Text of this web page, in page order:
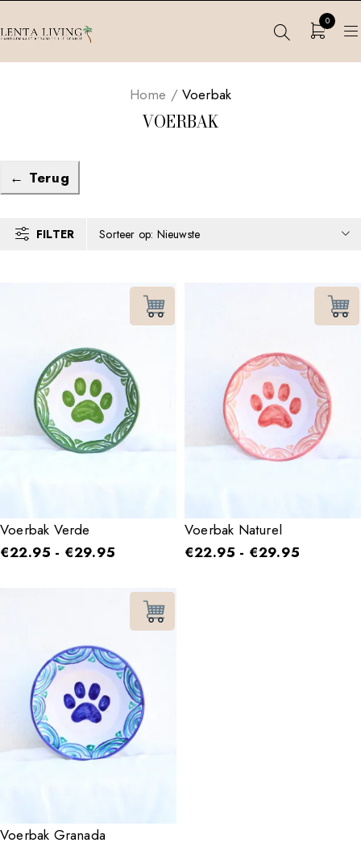
0
VOERBAK
Home / Voerbak
← Terug
FILTER Sorteer op: Nieuwste
Voerbak Verde
€22.95 - €29.95
Voerbak Naturel
€22.95 - €29.95
Voerbak Granada